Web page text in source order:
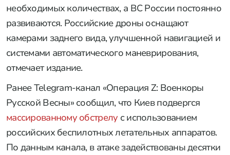
необходимых количествах, а ВС России постоянно
развиваются. Российские дроны оснащают
камерами заднего вида, улучшенной навигацией и
системами автоматического маневрирования,
отмечает издание.
Ранее Telegram-канал «Операция Z: Военкоры
Русской Весны» сообщил, что Киев подвергся
массированному обстрелус использованием
российских беспилотных летательных аппаратов.
По данным канала, в атаке задействованы десятки